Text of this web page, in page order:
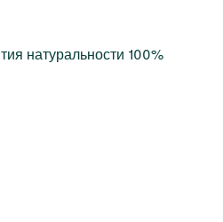
натуральности 100%